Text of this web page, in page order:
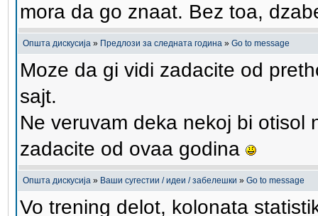
mora da go znaat. Bez toa,
Општа дискусија » Предлози за следната година » Go to message
Moze da gi vidi zadacite od
sajt.
Ne veruvam deka nekoj bi otisol
zadacite od ovaa godina
Општа дискусија » Ваши сугестии / идеи / забелешки » Go to message
Vo trening delot, kolonata